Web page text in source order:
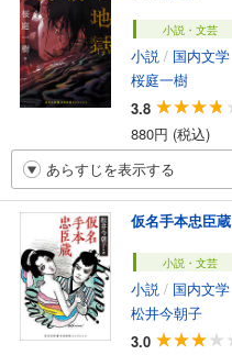
小説・文芸
小説 / 国内文学
桜庭一樹
3.8
880円 (税込)
あらすじを表示する
仮名手本忠臣蔵
小説・文芸
小説 / 国内文学
松井今朝子
3.0